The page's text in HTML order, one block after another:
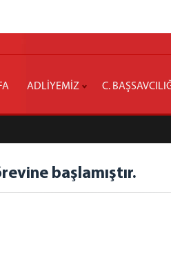
ADLİYEMİZ C.
başlamıştır.